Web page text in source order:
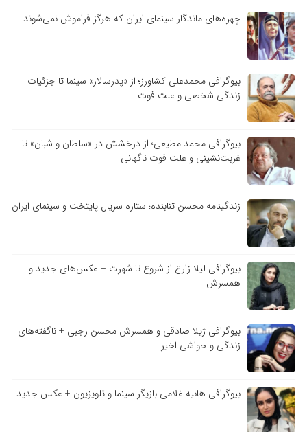
چهره‌های ماندگار سینمای ایران که هرگز فراموش نمی‌شوند
بیوگرافی محمدعلی کشاورز؛ از «پدرسالار» سینما تا جزئیات
زندگی شخصی و علت فوت
بیوگرافی محمد مطیعی؛ از درخشش در «سلطان و شبان» تا
غربت‌نشینی و علت فوت ناگهانی
زندگینامه محسن تنابنده؛ ستاره سریال پایتخت و سینمای ایران
بیوگرافی لیلا زارع از شروع تا شهرت + عکس‌های جدید و
همسرش
بیوگرافی ژیلا صادقی و همسرش محسن رجبی + ناگفته‌های
زندگی و حواشی اخیر
بیوگرافی هانیه غلامی بازیگر سینما و تلویزیون + عکس جدید